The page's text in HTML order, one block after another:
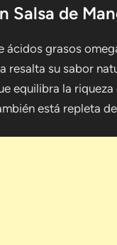
Salsa de
ácidos grasos
su sabor
equilibra la
está repleta